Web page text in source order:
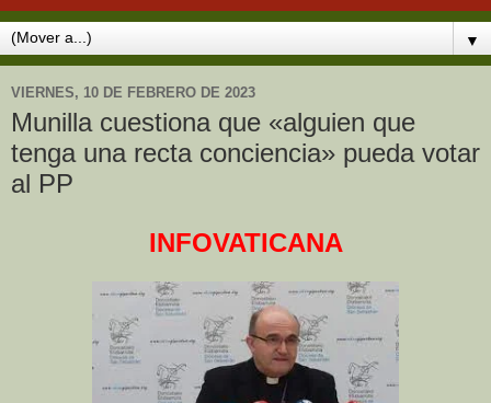
▼
VIERNES, 10 DE FEBRERO DE 2023
Munilla cuestiona que «alguien que
tenga una recta conciencia» pueda votar
al PP
INFOVATICANA